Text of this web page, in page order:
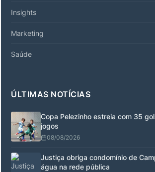
Insights
Marketing
Saúde
ÚLTIMAS NOTÍCIAS
Copa Pelezinho estreia com 35
jogos
08/08/2026
Justiça obriga condomínio de
água na rede pública